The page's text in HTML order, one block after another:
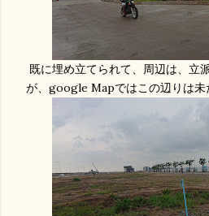
既に埋め立てられて、周辺は、立
が、google Mapではこの辺りは未